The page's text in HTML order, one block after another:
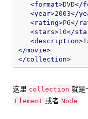
<format>DVD</
<year>2003</
<rating>PG</
<stars>10</
<description>
</movie>
</collection>
这里 collection 就是
Element 或者 Node